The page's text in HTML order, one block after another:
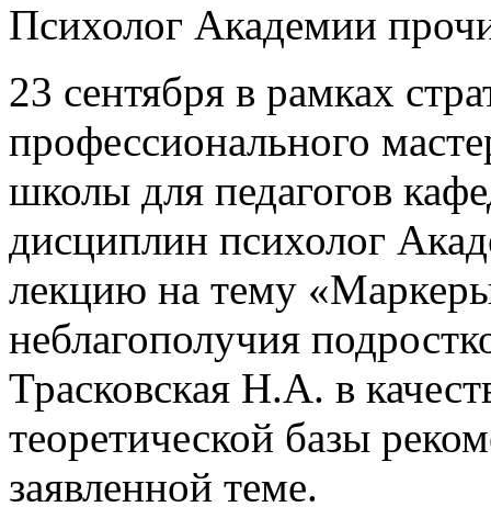
Психолог Академии
23 сентября в рамках
профессионального
школы для педагогов
дисциплин психолог
лекцию на тему
неблагополучия
Трасковская Н.А. в
теоретической базы
заявленной теме.